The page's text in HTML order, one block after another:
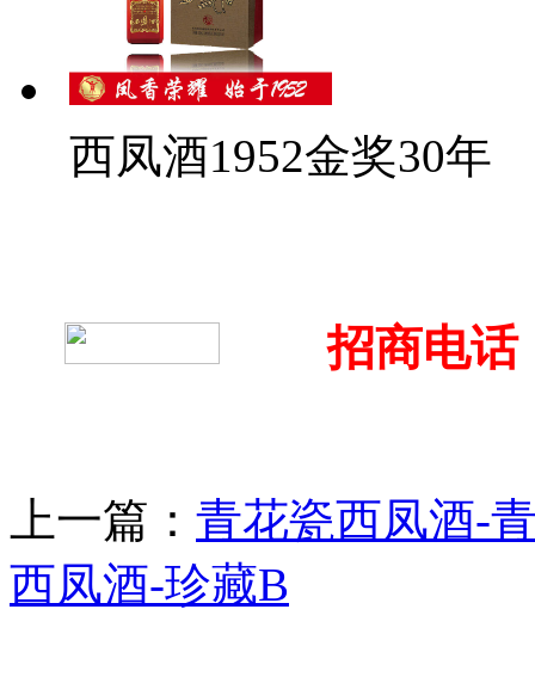
西凤酒1952金奖30年
招商电话
上一篇： 青花瓷西凤酒-
西凤酒-珍藏B